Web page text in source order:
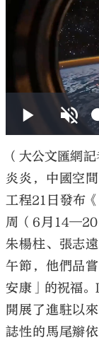
（大公文匯網
炎炎，中國空
工程21日發布
周（6月14—20
朱楊柱、張志
午節，他們品
安康」的祝福
開展了進駐以
誌性的馬尾辮